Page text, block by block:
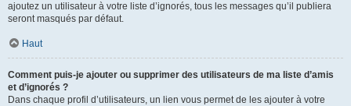
ajoutez un utilisateur à votre liste d’ignorés, tous les messages qu’il publiera
seront masqués par défaut.
Haut
Comment puis-je ajouter ou supprimer des utilisateurs de ma liste d’amis
et d’ignorés ?
Dans chaque profil d’utilisateurs, un lien vous permet de les ajouter à votre